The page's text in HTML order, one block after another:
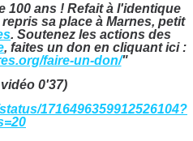
100 ans ! Refait à l'identique
repris sa place à Marnes, petit
. Soutenez les actions des
, faites un don en cliquant ici :
faire-un-don/"
0'37)
1716496359912526104?